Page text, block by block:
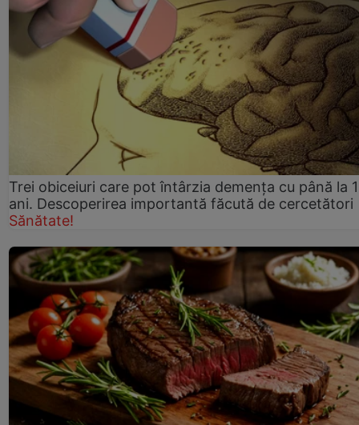
Trei obiceiuri care pot întârzia demența cu până la
ani. Descoperirea importantă făcută de cercetători
Sănătate!